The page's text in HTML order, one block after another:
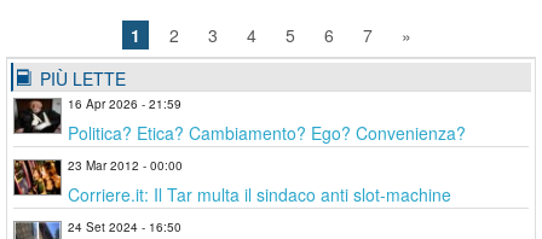
1 2 3 4 5 6 7
»
PIÙ LETTE
16 Apr 2026 - 21:59
Politica? Etica? Cambiamento? Ego? Convenienza?
23 Mar 2012 - 00:00
Corriere.it: Il Tar multa il sindaco anti slot-machine
24 Set 2024 - 16:50